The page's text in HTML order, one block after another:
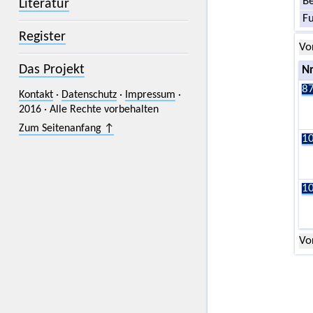
Literatur
Register
Das Projekt
Kontakt· Datenschutz· Impressum ·
2016 · Alle Rechte vorbehalten
Zum Seitenanfang ↑